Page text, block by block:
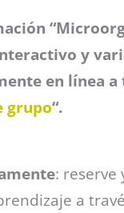
y
en línea a
grupo“.
: reserve
a